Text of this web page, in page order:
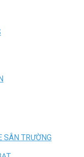
SÂN TRƯỜNG